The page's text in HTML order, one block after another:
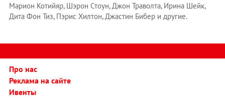
Марион Котийяр, Шэрон Стоун, Джон Траволта, Ирина Шейк,
Дита Фон Тиз, Пэрис Хилтон, Джастин Бибер и другие.
Про нас
Реклама на сайте
Ивенты